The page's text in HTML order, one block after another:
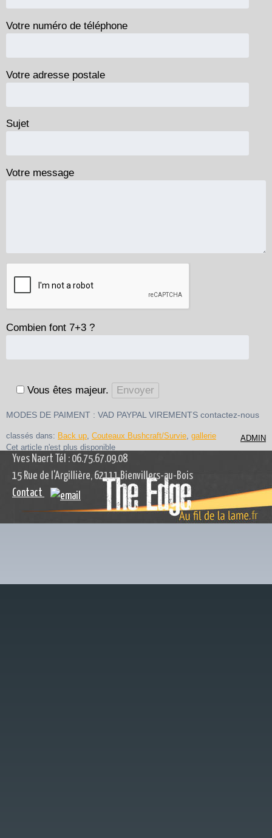
Votre numéro de téléphone
Votre adresse postale
Sujet
Votre message
Combien font 7+3 ?
Vous êtes majeur.
MODES DE PAIMENT : VAD PAYPAL VIREMENTS contactez-nous
classés dans: Back up, Couteaux Bushcraft/Survie, gallerie
Cet article n'est plus disponible
Yves Naert Tél : 06.75.67.09.08
15 Rue de l'Argillière, 62111 Bienvillers-au-Bois
Contact
ADMIN